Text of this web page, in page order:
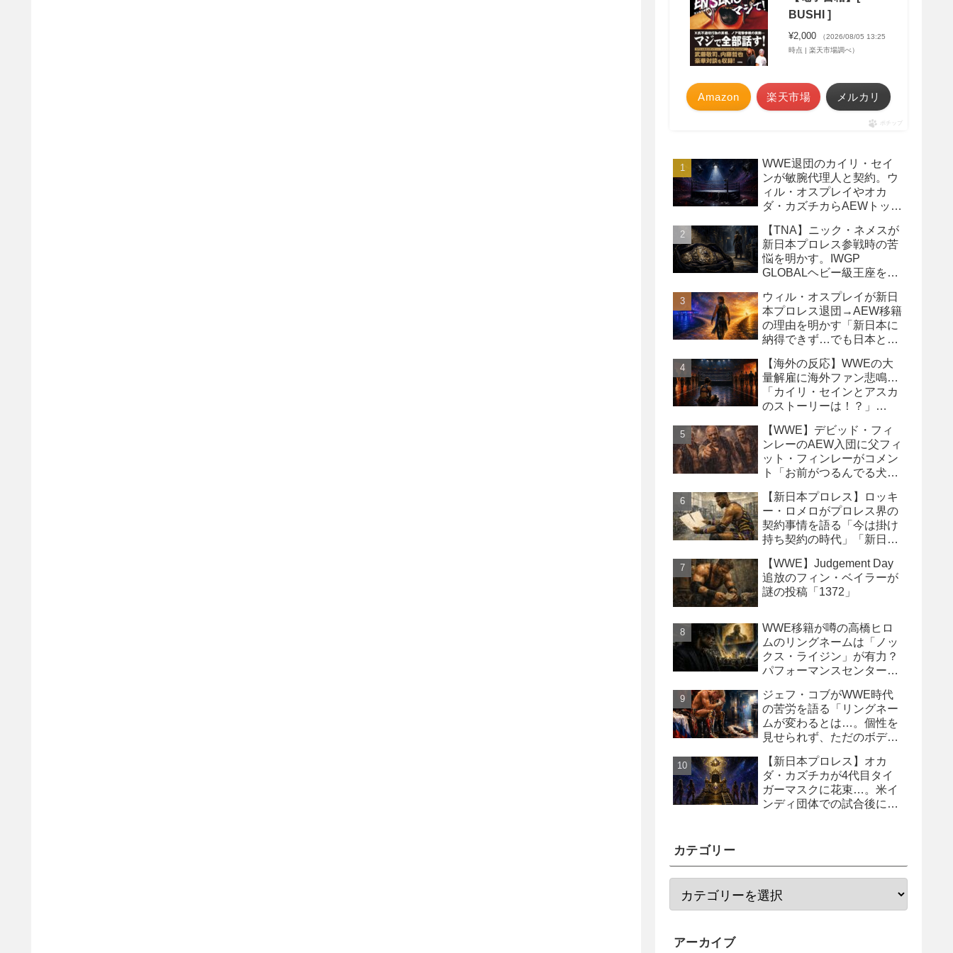
BUSHI ]
¥2,000
（2026/08/05 13:25
時点 | 楽天市場調べ）
Amazon 楽天市場 メルカリ
ポチップ
WWE退団のカイリ・セイ
ンが敏腕代理人と契約。ウ
ィル・オスプレイやオカ
ダ・カズチカらAEWトップ
【TNA】ニック・ネメスが
新日本プロレス参戦時の苦
悩を明かす。IWGP
GLOBALヘビー級王座を
挫
ウィル・オスプレイが新日
本プロレス退団→AEW移籍
の理由を明かす「新日本に
納得できず…でも日本との
【海外の反応】WWEの大
量解雇に海外ファン悲鳴…
「カイリ・セインとアスカ
のストーリーは！？」
の犠牲になった」
【WWE】デビッド・フィ
ンレーのAEW入団に父フィ
ット・フィンレーがコメン
ト「お前がつるんでる犬連
【新日本プロレス】ロッキ
ー・ロメロがプロレス界の
契約事情を語る「今は掛け
持ち契約の時代」「新日本
るべき」
【WWE】Judgement Day
追放のフィン・ベイラーが
謎の投稿「1372」
WWE移籍が噂の高橋ヒロ
ムのリングネームは「ノッ
クス・ライジン」が有力？
パフォーマンスセンター入
ジェフ・コブがWWE時代
の苦労を語る「リングネー
ムが変わるとは…。個性を
見せられず、ただのボディ
【新日本プロレス】オカ
ダ・カズチカが4代目タイ
ガーマスクに花束…。米イ
ンディ団体での試合後にサ
カテゴリー
アーカイブ